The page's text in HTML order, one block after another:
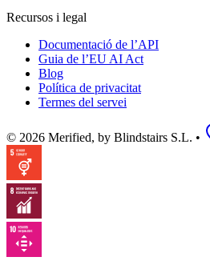
Recursos i legal
Documentació de l’API
Guia de l’EU AI Act
Blog
Política de privacitat
Termes del servei
© 2026 Merified, by Blindstairs S.L. •